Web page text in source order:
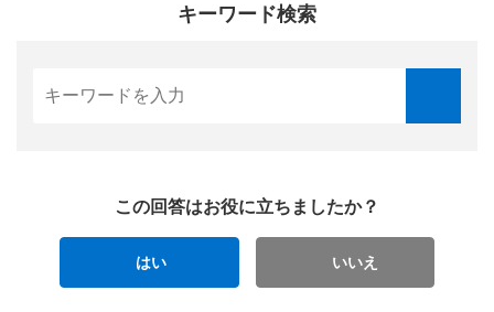
キーワード検索
この回答はお役に立ちましたか？
はい いいえ